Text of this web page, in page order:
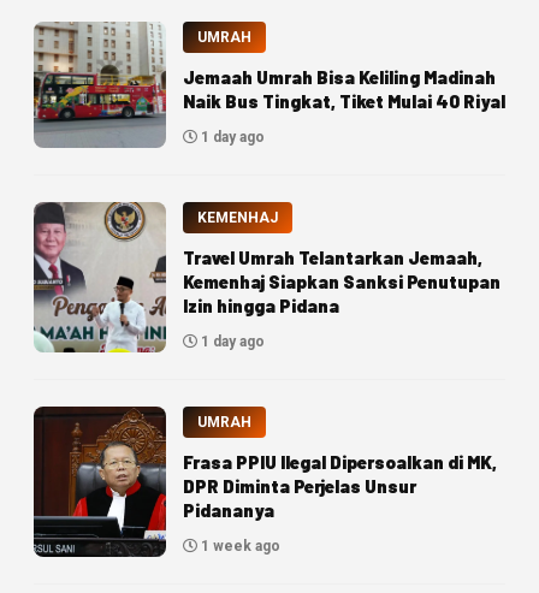
UMRAH
Jemaah Umrah Bisa Keliling Madinah
Naik Bus Tingkat, Tiket Mulai 40 Riyal
1 day ago
KEMENHAJ
Travel Umrah Telantarkan Jemaah,
Kemenhaj Siapkan Sanksi Penutupan
Izin hingga Pidana
1 day ago
UMRAH
Frasa PPIU Ilegal Dipersoalkan di MK,
DPR Diminta Perjelas Unsur
Pidananya
1 week ago